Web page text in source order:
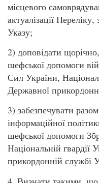
місцевого
актуалізації
Указу;
2) доповідати
шефської допомоги
Сил України,
Державної
3) забезпечувати
інформаційної
шефської допомоги
Національній гвардії
прикордонній службі